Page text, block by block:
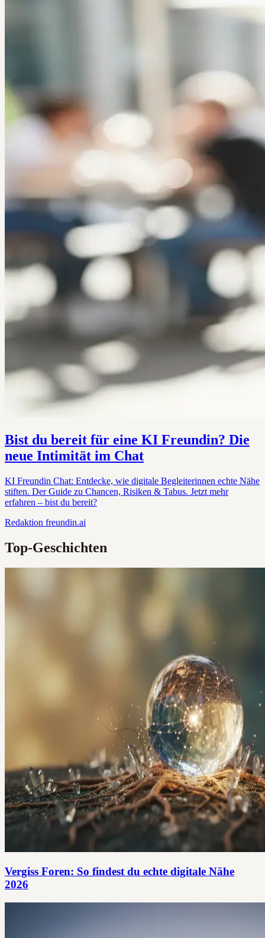
Bist du bereit für eine KI Freundin? Die
neue Intimität im Chat
KI Freundin Chat: Entdecke, wie digitale Begleiterinnen echte Nähe
stiften. Der Guide zu Chancen, Risiken & Tabus. Jetzt mehr
erfahren – bist du bereit?
Redaktion freundin.ai
Top-Geschichten
Vergiss Foren: So findest du echte digitale Nähe
2026